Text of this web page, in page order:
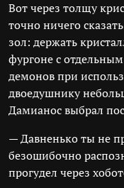
Вот через толщу
точно ничего
зол: держать
фургоне с
демонов при
двоедушнику
Дамианос выбрал
— Давненько ты не
безошибочно
прогудел через